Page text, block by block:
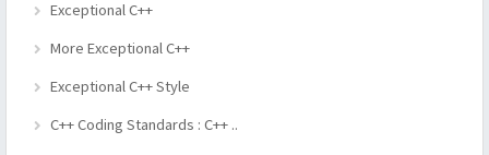
Exceptional C++
More Exceptional C++
Exceptional C++ Style
C++ Coding Standards : C++ ..